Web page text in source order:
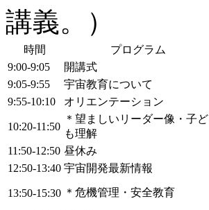
講義。）
時間
プログラム
9:00-9:05
開講式
9:05-9:55
宇宙教育について
9:55-10:10
オリエンテーション
10:20-11:50
＊望ましいリーダー像・子ど
も理解
11:50-12:50 昼休み
12:50-13:40 宇宙開発最新情報
13:50-15:30 ＊危機管理・安全教育